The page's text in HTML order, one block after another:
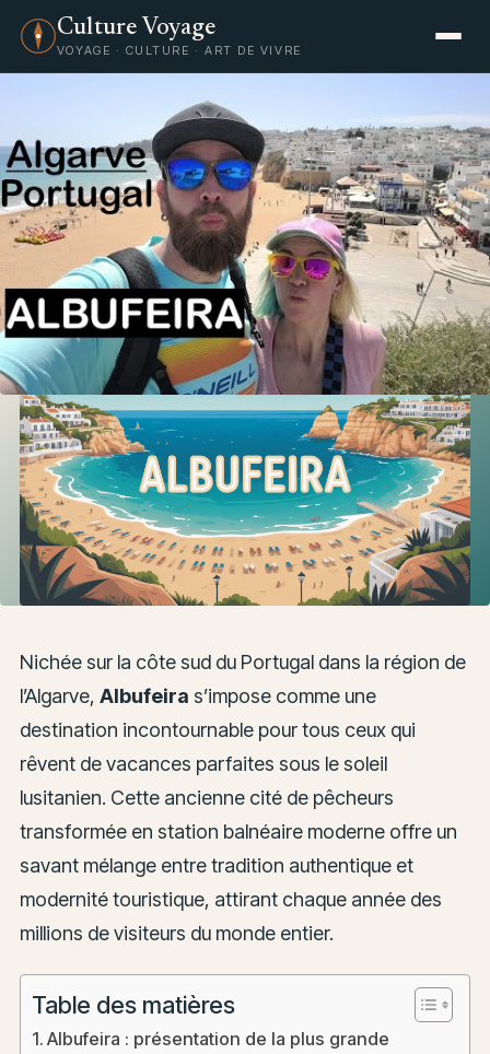
Culture Voyage
VOYAGE · CULTURE · ART DE VIVRE
Voyage
Albufeira : découverte de la
perle touristique de l’Algarve au
Portugal
3 juillet 2025 · Céleste Morvan · 5 min de lecture
Nichée sur la côte sud du Portugal dans la région de
l’Algarve, Albufeira s’impose comme une
destination incontournable pour tous ceux qui
rêvent de vacances parfaites sous le soleil
lusitanien. Cette ancienne cité de pêcheurs
transformée en station balnéaire moderne offre un
savant mélange entre tradition authentique et
modernité touristique, attirant chaque année des
millions de visiteurs du monde entier.
Table des matières
Albufeira : présentation de la plus grande